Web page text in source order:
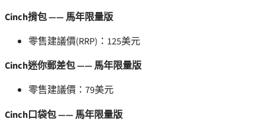
Cinch揹包 —— 馬年限量版
零售建議價(RRP)：125美元
Cinch迷你郵差包 —— 馬年限量版
零售建議價：79美元
Cinch口袋包 —— 馬年限量版